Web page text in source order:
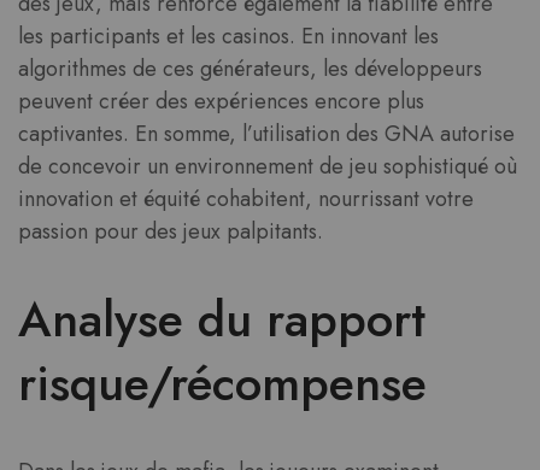
les participants et les casinos. En innovant les
algorithmes de ces générateurs, les développeurs
peuvent créer des expériences encore plus
captivantes. En somme, l’utilisation des GNA autorise
de concevoir un environnement de jeu sophistiqué où
innovation et équité cohabitent, nourrissant votre
passion pour des jeux palpitants.
Analyse du rapport
risque/récompense